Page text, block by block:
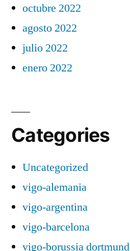
octubre 2022
agosto 2022
julio 2022
enero 2022
Categories
Uncategorized
vigo-alemania
vigo-argentina
vigo-barcelona
vigo-borussia dortmund